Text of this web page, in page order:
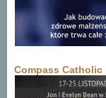
Compass Catholic